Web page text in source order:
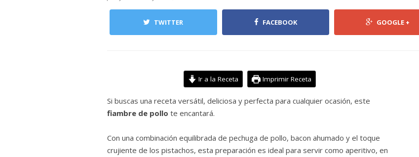
TWITTER FACEBOOK GOOGLE +
Ir a la Receta Imprimir Receta
Si buscas una receta versátil, deliciosa y perfecta para cualquier ocasión, este
fiambre de pollo te encantará.
Con una combinación equilibrada de pechuga de pollo, bacon ahumado y el toque
crujiente de los pistachos, esta preparación es ideal para servir como aperitivo, en